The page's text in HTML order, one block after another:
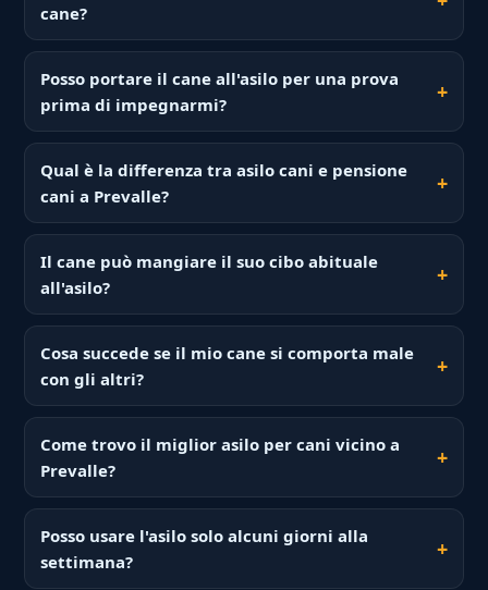
cane?
Posso portare il cane all'asilo per una prova
prima di impegnarmi?
Qual è la differenza tra asilo cani e pensione
cani a Prevalle?
Il cane può mangiare il suo cibo abituale
all'asilo?
Cosa succede se il mio cane si comporta male
con gli altri?
Come trovo il miglior asilo per cani vicino a
Prevalle?
Posso usare l'asilo solo alcuni giorni alla
settimana?